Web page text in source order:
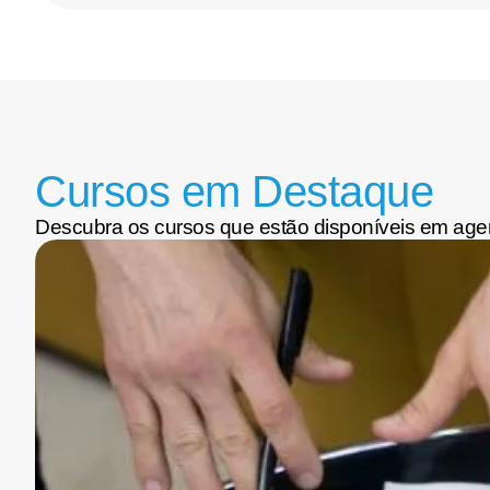
Cursos em Destaque
Descubra os cursos que estão disponíveis em